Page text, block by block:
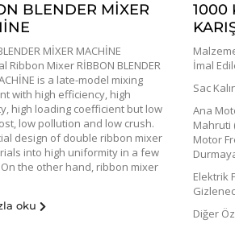
BLENDER MİXER
MİXER MACHİNE
Ribbon Mixer RİBBON BLENDER
is a late-model mixing
with high efficiency, high
high loading coefficient but low
low pollution and low crush.
design of double ribbon mixer
into high uniformity in a few
the other hand, ribbon mixer
oku
1000
İmal
Sac
Ana
Mahruti
Motor
Elektrik
Diğer